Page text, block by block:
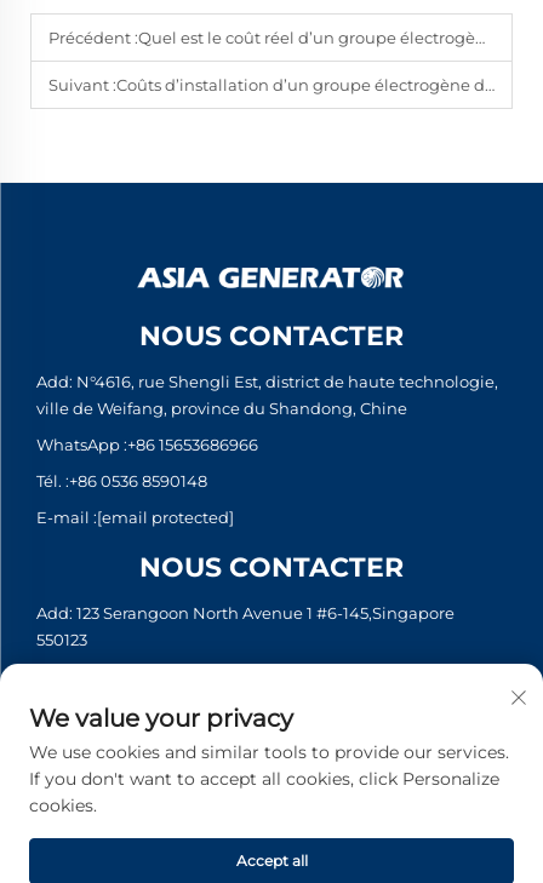
Précédent :Quel est le coût réel d’un groupe électrogène pour toute la maison en 2026 ?
Suivant :Coûts d’installation d’un groupe électrogène domestique : ce que vous paierez
NOUS CONTACTER
Add: N°4616, rue Shengli Est, district de haute technologie,
ville de Weifang, province du Shandong, Chine
WhatsApp :+86 15653686966
Tél. :+86 0536 8590148
E-mail :[email protected]
NOUS CONTACTER
Add: 123 Serangoon North Avenue 1 #6-145,Singapore
550123
Tél. : +65 6935 2033
E-mail :[email protected]
Politique de confidentialité
We value your privacy
We use cookies and similar tools to provide our services.
If you don't want to accept all cookies, click Personalize
cookies.
Accept all